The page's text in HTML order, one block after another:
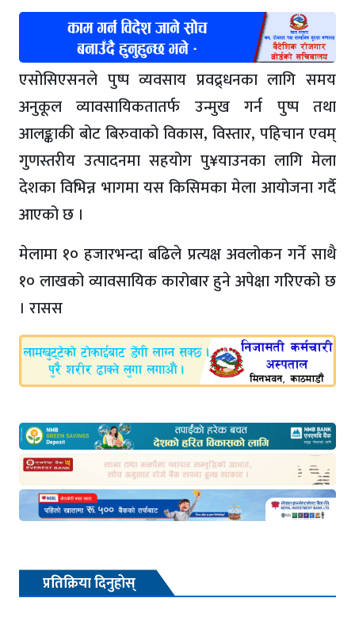
एसोसिएसनले पुष्प व्यवसाय प्रवद्र्धनका लागि समय
अनुकूल व्यावसायिकतातर्फ उन्मुख गर्न पुष्प तथा
आलङ्काकी बोट बिरुवाको विकास, विस्तार, पहिचान एवम्
गुणस्तरीय उत्पादनमा सहयोग पु¥याउनका लागि मेला
देशका विभिन्न भागमा यस किसिमका मेला आयोजना गर्दै
आएको छ ।
मेलामा १० हजारभन्दा बढिले प्रत्यक्ष अवलोकन गर्ने साथै
१० लाखको व्यावसायिक कारोबार हुने अपेक्षा गरिएको छ
। रासस
प्रतिक्रिया दिनुहोस्